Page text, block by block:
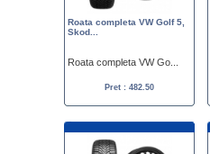
Roata completa VW Golf 5,
Skod...
Roata completa VW Go...
Pret : 482.50